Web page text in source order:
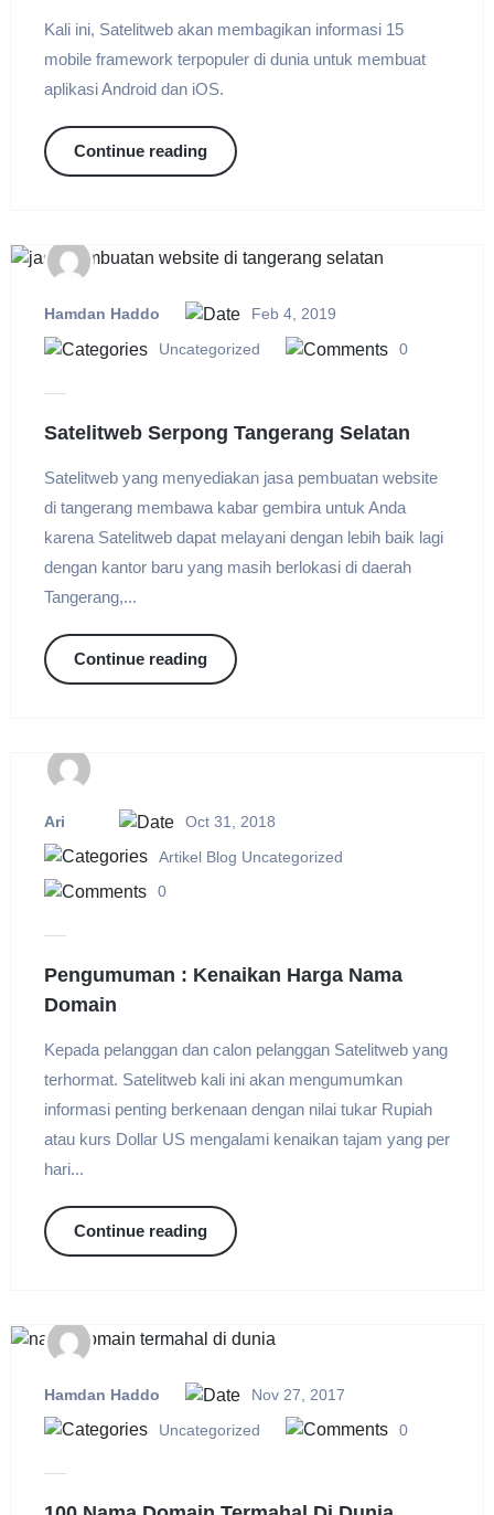
Kali ini, Satelitweb akan membagikan informasi 15
mobile framework terpopuler di dunia untuk membuat
aplikasi Android dan iOS.
Continue reading
Hamdan Haddo
Feb 4, 2019
Uncategorized
0
Satelitweb Serpong Tangerang Selatan
Satelitweb yang menyediakan jasa pembuatan website
di tangerang membawa kabar gembira untuk Anda
karena Satelitweb dapat melayani dengan lebih baik lagi
dengan kantor baru yang masih berlokasi di daerah
Tangerang,...
Continue reading
Ari
Oct 31, 2018
Artikel Blog Uncategorized
0
Pengumuman : Kenaikan Harga Nama
Domain
Kepada pelanggan dan calon pelanggan Satelitweb yang
terhormat. Satelitweb kali ini akan mengumumkan
informasi penting berkenaan dengan nilai tukar Rupiah
atau kurs Dollar US mengalami kenaikan tajam yang per
hari...
Continue reading
Hamdan Haddo
Nov 27, 2017
Uncategorized
0